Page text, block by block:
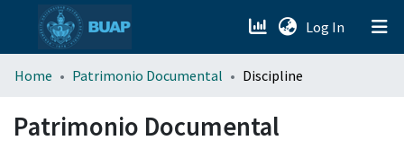
Log In (current)
menu.section.about_menu
All of DSpace
Home Patrimonio Documental Discipline
Patrimonio Documental